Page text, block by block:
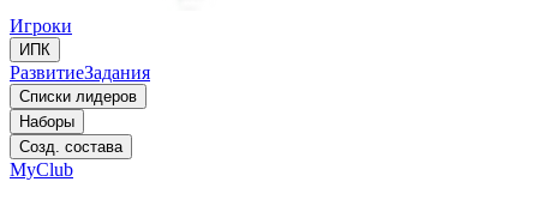
Игроки
ИПК
РазвитиеЗадания
Списки лидеров
Наборы
Созд. состава
MyClub